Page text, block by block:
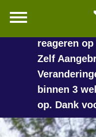
Naar hoofdinhoud
Naar hoofdnavigatiemenu
Naar zoeken
Ga naar Hoofd
langer
reageren
Zelf
binnen 3
op. Dank